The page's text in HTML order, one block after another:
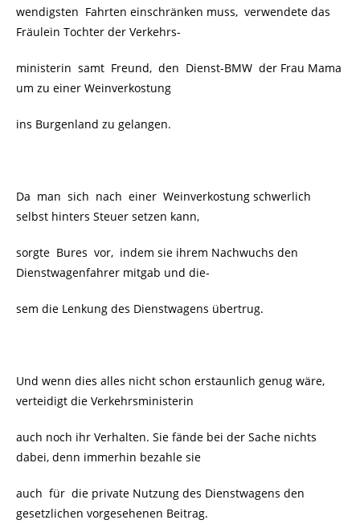
wendigsten Fahrten einschränken muss, verwendete das
Fräulein Tochter der Verkehrs-
ministerin samt Freund, den Dienst-BMW der Frau Mama
um zu einer Weinverkostung
ins Burgenland zu gelangen.
Da man sich nach einer Weinverkostung schwerlich
selbst hinters Steuer setzen kann,
sorgte Bures vor, indem sie ihrem Nachwuchs den
Dienstwagenfahrer mitgab und die-
sem die Lenkung des Dienstwagens übertrug.
Und wenn dies alles nicht schon erstaunlich genug wäre,
verteidigt die Verkehrsministerin
auch noch ihr Verhalten. Sie fände bei der Sache nichts
dabei, denn immerhin bezahle sie
auch für die private Nutzung des Dienstwagens den
gesetzlichen vorgesehenen Beitrag.